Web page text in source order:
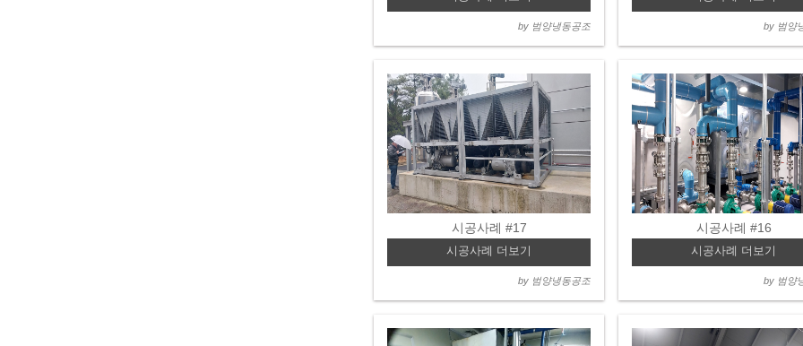
by 범양냉동공조 by 범양
시공사례 #17
시공사례 더보기
by 범양냉동공조
시공사례 #16
시공사례 더보기
by 범양